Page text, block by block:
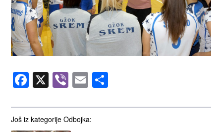
Još iz kategorije Odbojka:
Facebook
X ViberEmail